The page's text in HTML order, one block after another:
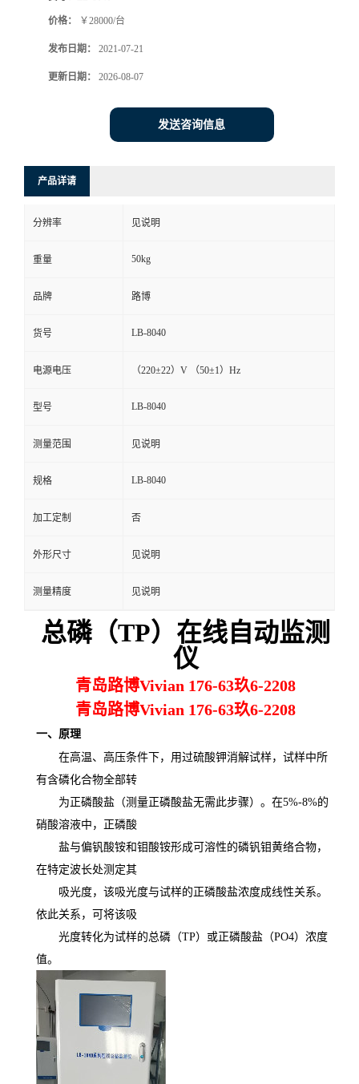
系
言
价格： ￥28000/台
发布日期： 2021-07-21
更新日期： 2026-08-07
发送咨询信息
产品详请
分辨率 见说明
重量 50kg
品牌 路博
货号 LB-8040
电源电压 （220±22）V （50±1）Hz
型号 LB-8040
测量范围 见说明
规格 LB-8040
加工定制 否
外形尺寸 见说明
测量精度 见说明
总磷（TP）在线自动监测
仪
青岛路博Vivian 176-63玖6-2208
青岛路博Vivian 176-63玖6-2208
一、原理
在高温、高压条件下，用过硫酸钾消解试样，试样中所
有含磷化合物全部转
为正磷酸盐（测量正磷酸盐无需此步骤）。在5%-8%的
硝酸溶液中，正磷酸
盐与偏钒酸铵和钼酸铵形成可溶性的磷钒钼黄络合物，
在特定波长处测定其
吸光度，该吸光度与试样的正磷酸盐浓度成线性关系。
依此关系，可将该吸
光度转化为试样的总磷（TP）或正磷酸盐（PO4）浓度
值。